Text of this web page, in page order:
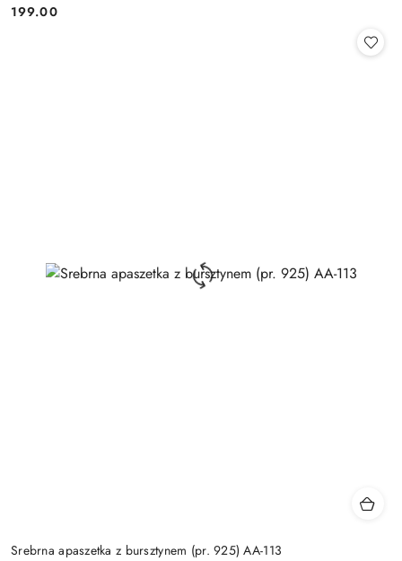
Cena:
199.00
Srebrna apaszetka z bursztynem (pr. 925) AA-113